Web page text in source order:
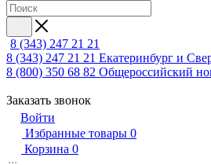
8 (343) 247 21 21
8 (343) 247 21 21 Екатеринбург и
8 (800) 350 68 82 Общероссийский
Заказать звонок
Войти
Избранные товары 0
Корзина 0